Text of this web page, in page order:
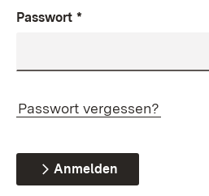
Passwort *
Passwort vergessen?
Anmelden